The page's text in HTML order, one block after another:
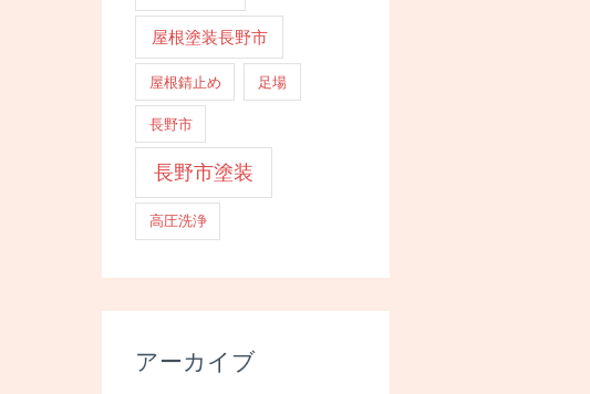
屋根塗装長野市
屋根錆止め 足場
長野市
長野市塗装
高圧洗浄
アーカイブ